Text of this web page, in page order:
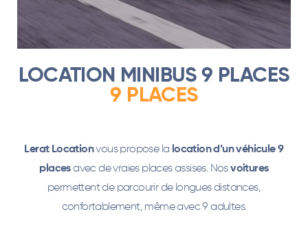
LOCATION MINIBUS 9 PLACES
9 PLACES
Lerat Locationvous propose la location d’un véhicule 9
placesavec de vraies places assises. Nosvoitures
permettent de parcourir de longues distances,
confortablement, même avec 9 adultes.